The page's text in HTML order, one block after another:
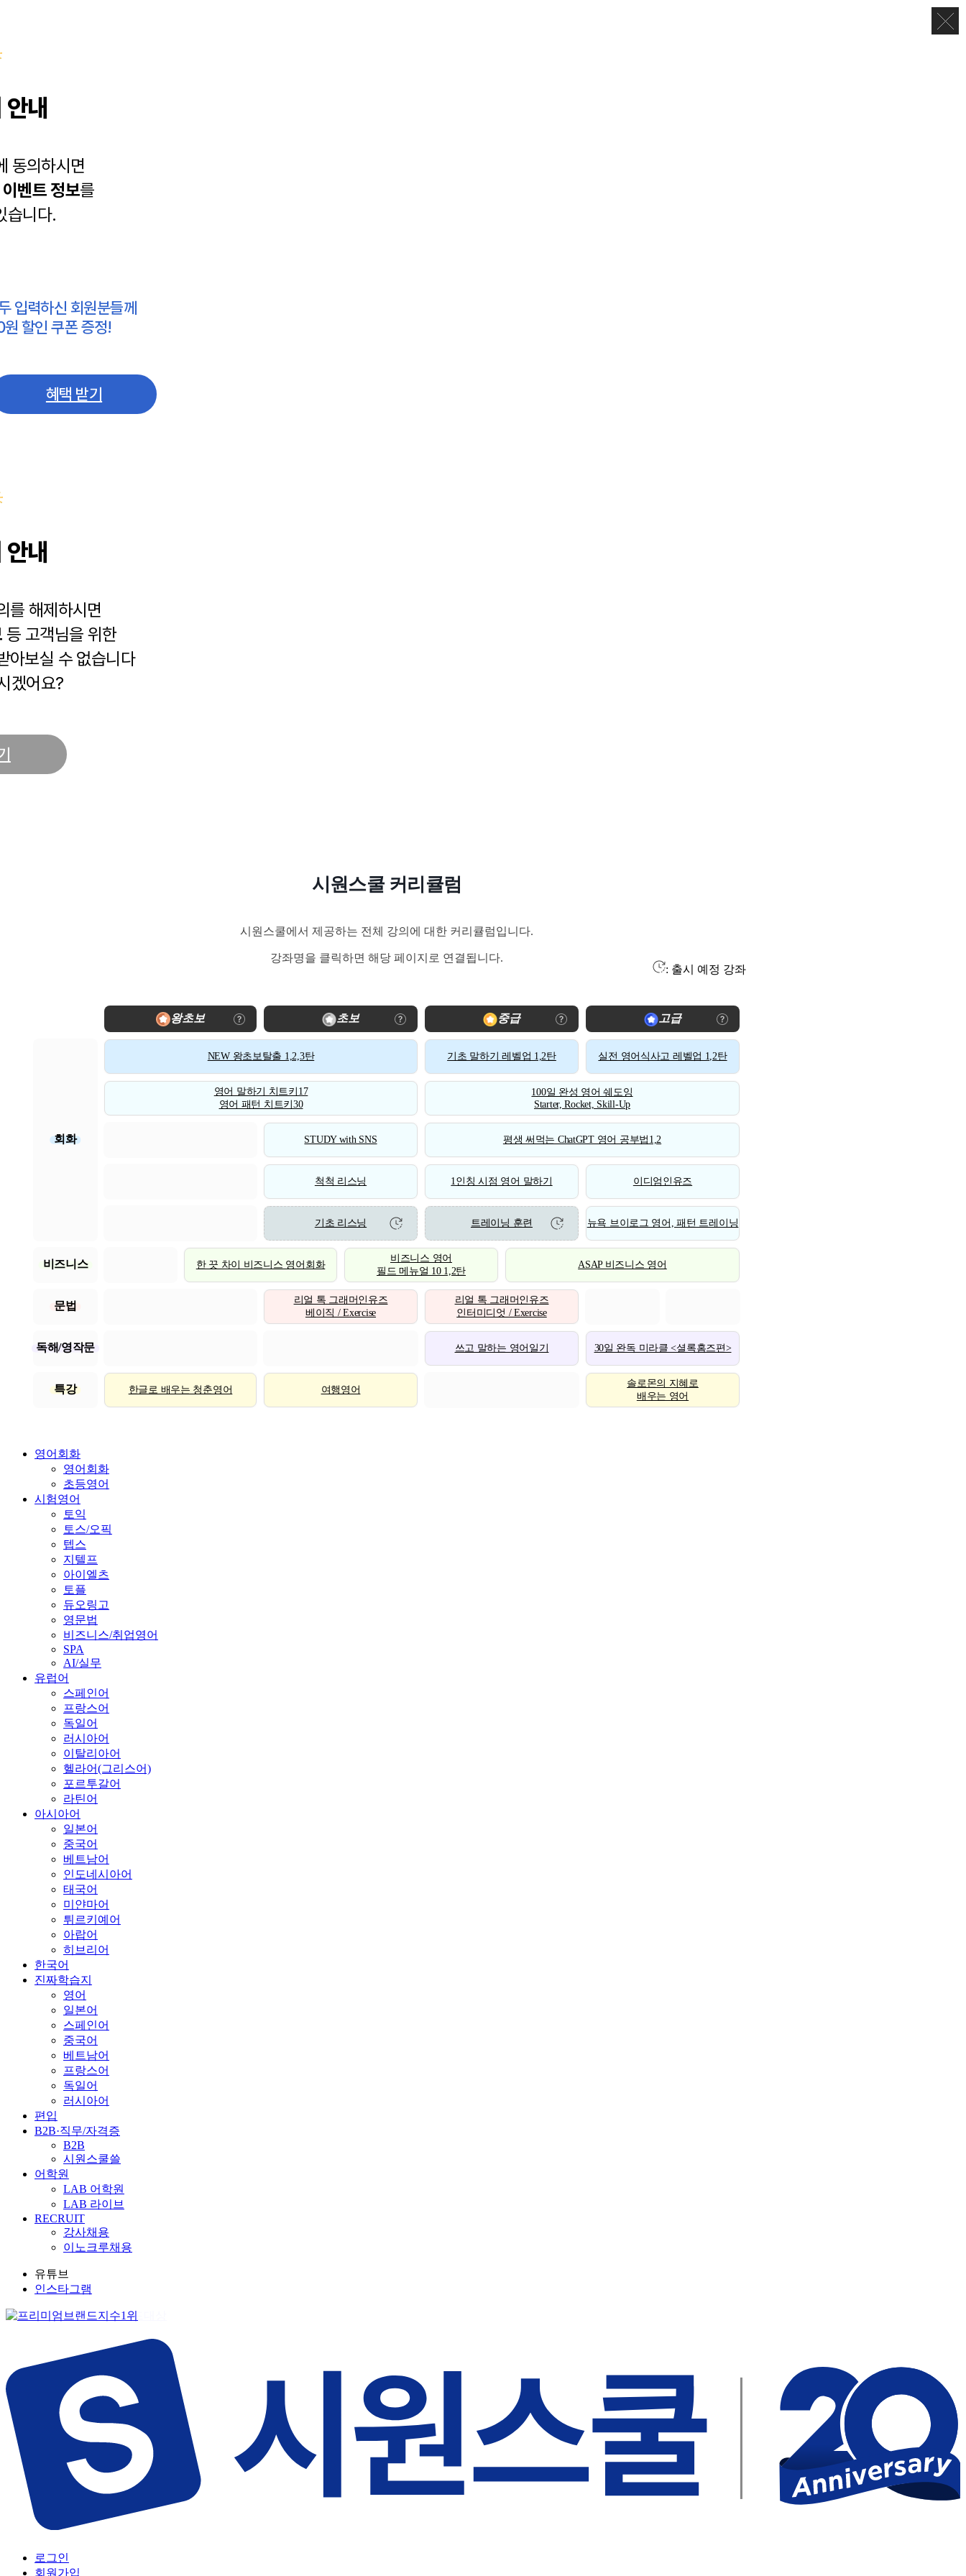
내
동의하시면
이벤트 정보를
습니다.
입력하신 회원분들께
할인 쿠폰 증정!
혜택 받기
내
를 해제하시면
등 고객님을 위한
아보실 수 없습니다
겠어요?
시원스쿨 커리큘럼
시원스쿨에서 제공하는 전체 강의에 대한 커리큘럼입니다.
강좌명을 클릭하면 해당 페이지로 연결됩니다.
: 출시 예정 강좌
왕초보 초보 중급 고급
회화
NEW 왕초보탈출 1,2,3탄 기초 말하기 레벨업 1,2탄 실전 영어식사고 레벨업 1,2탄
영어 말하기 치트키17
영어 패턴 치트키30
100일 완성 영어 쉐도잉
Starter, Rocket, Skill-Up
STUDY with SNS 평생 써먹는 ChatGPT 영어 공부법1,2
척척 리스닝 1인칭 시점 영어 말하기 이디엄인유즈
기초 리스닝 트레이닝 훈련 뉴욕 브이로그 영어, 패턴 트레이닝
비즈니스 한 끗 차이 비즈니스 영어회화
비즈니스 영어
필드 메뉴얼 10 1,2탄
ASAP 비즈니스 영어
문법
리얼 톡 그래머인유즈
베이직 / Exercise
리얼 톡 그래머인유즈
인터미디엇 / Exercise
독해/영작문 쓰고 말하는 영어일기 30일 완독 미라클 <셜록홈즈편>
특강 한글로 배우는 청춘영어 여행영어
솔로몬의 지혜로
배우는 영어
영어회화
영어회화
초등영어
시험영어
토익
토스/오픽
텝스
지텔프
아이엘츠
토플
듀오링고
영문법
비즈니스/취업영어
SPA
AI/실무
유럽어
스페인어
프랑스어
독일어
러시아어
이탈리아어
헬라어(그리스어)
포르투갈어
라틴어
아시아어
일본어
중국어
베트남어
인도네시아어
태국어
미얀마어
튀르키예어
아랍어
히브리어
한국어
진짜학습지
영어
일본어
스페인어
중국어
베트남어
프랑스어
독일어
러시아어
편입
B2B·직무/자격증
B2B
시원스쿨쓸
어학원
LAB 어학원
LAB 라이브
RECRUIT
강사채용
이노크루채용
유튜브
인스타그램
로그인
회원가입